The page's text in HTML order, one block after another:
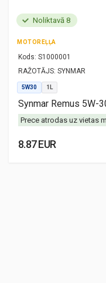
Noliktavā 8
MOTOREĻĻA
Kods: S1000001
RAŽOTĀJS: SYNMAR
5W30 1L
Synmar Remus 5W-
Prece atrodas uz vietas
8.87 EUR